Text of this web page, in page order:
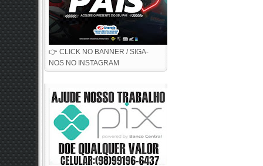
👉 CLICK NO BANNER / SIGA-
NOS NO INSTAGRAM